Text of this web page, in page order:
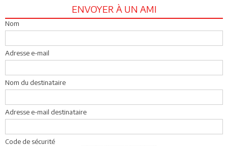
ENVOYER À UN AMI
Nom
Adresse e-mail
Nom du destinataire
Adresse e-mail destinataire
Code de sécurité